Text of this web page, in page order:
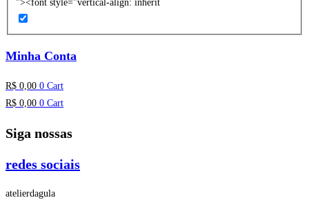
"><font style="vertical-align: inherit
Minha Conta
R$ 0,00 0 Cart
R$ 0,00 0 Cart
Siga nossas
redes sociais
atelierdagula